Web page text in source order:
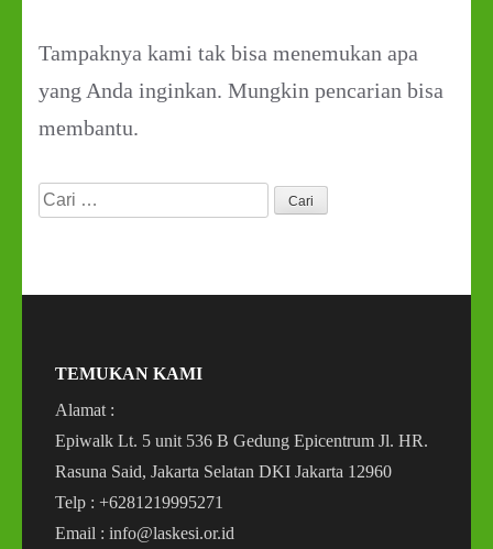
Tampaknya kami tak bisa menemukan apa
yang Anda inginkan. Mungkin pencarian bisa
membantu.
Cari
TEMUKAN KAMI
Alamat :
Epiwalk Lt. 5 unit 536 B Gedung Epicentrum Jl. HR.
Rasuna Said, Jakarta Selatan DKI Jakarta 12960
Telp : +6281219995271
Email : info@laskesi.or.id